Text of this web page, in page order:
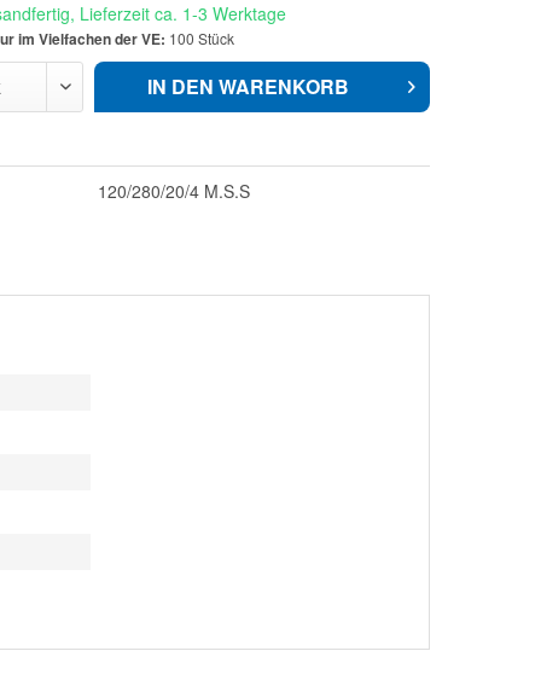
Lieferzeit ca. 1-3 Werktage
im Vielfachen der VE: 100 Stück
IN DEN WARENKORB
120/280/20/4 M.S.S